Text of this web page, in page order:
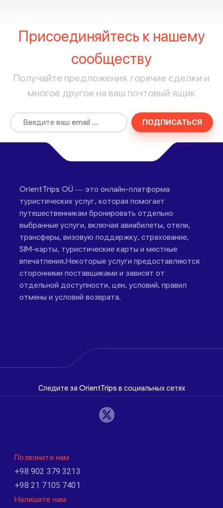
Присоединяйтесь к нашему
сообществу
Получайте предложения, горячие сделки и
многое другое на ваш почтовый ящик
ПОДПИСАТЬСЯ
OrientTrips OÜ — это онлайн-платформа
туристических услуг, которая помогает
путешественникам бронировать отдельно
выбранные услуги, включая авиабилеты, отели,
трансферы, визовую поддержку, страхование,
SIM-карты, туристические карты и местные
впечатления.Некоторые услуги предоставляются
сторонними поставщиками и зависят от
отдельной доступности, цен, условий, правил
отмены и условий возврата.
Следите за OrientTrips в социальных сетях
Позвоните нам
+98 902 379 3213
+98 21 7105 7401
Напишите нам